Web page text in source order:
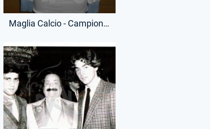
Maglia Calcio - Campionato Serie A - Bruno Giordano - 9 - (Retro)